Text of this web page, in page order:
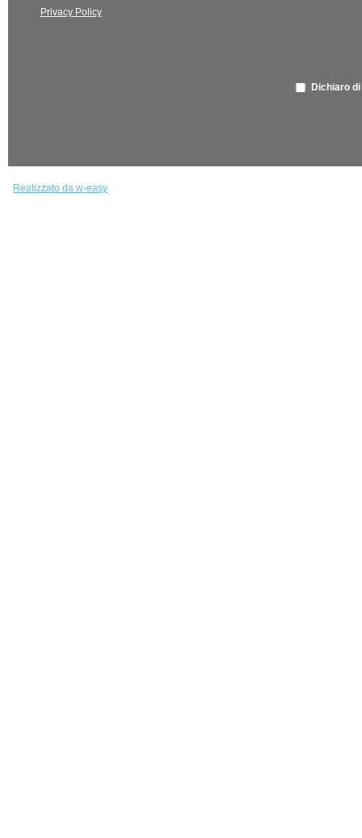
Privacy Policy
Dichiaro
Realizzato da w-easy